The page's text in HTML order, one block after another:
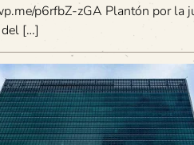
p6rfbZ-zGA Plantón por la
[…]